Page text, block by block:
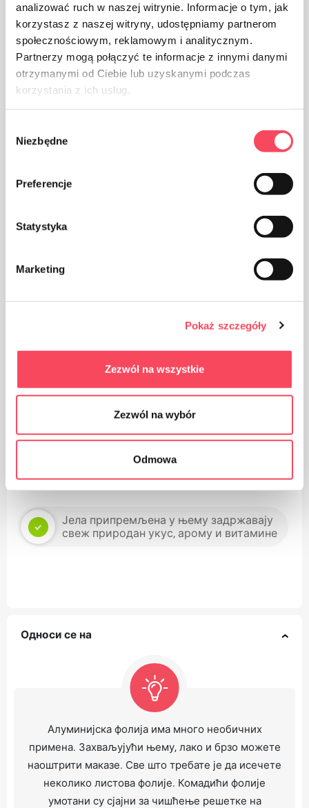
analizować ruch w naszej witrynie. Informacje o tym, jak
korzystasz z naszej witryny, udostępniamy partnerom
społecznościowym, reklamowym i analitycznym.
Partnerzy mogą połączyć te informacje z innymi danymi
otrzymanymi od Ciebie lub uzyskanymi podczas
korzystania z ich usług.
zgody
Niezbędne
Preferencje
Statystyka
Marketing
Pokaż szczegóły
Zezwól na wszystkie
Zezwól na wybór
Odmowa
Погодно за рециклажу
Certificates
Широко се користи у кухињи
Савршено за печење, парење и печење
Јела припремљена у њему задржавају
свеж природан укус, арому и витамине
Односи се на
Алуминијска фолија има много необичних
примена. Захваљујући њему, лако и брзо можете
наоштрити маказе. Све што требате је да исечете
неколико листова фолије. Комадићи фолије
умотани су сјајни за чишћење решетке на